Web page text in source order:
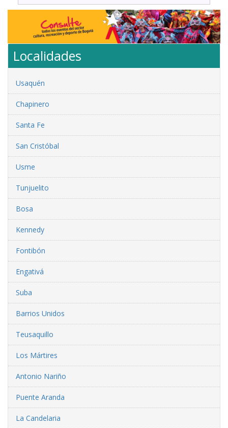
Localidades
Usaquén
Chapinero
Santa Fe
San Cristóbal
Usme
Tunjuelito
Bosa
Kennedy
Fontibón
Engativá
Suba
Barrios Unidos
Teusaquillo
Los Mártires
Antonio Nariño
Puente Aranda
La Candelaria